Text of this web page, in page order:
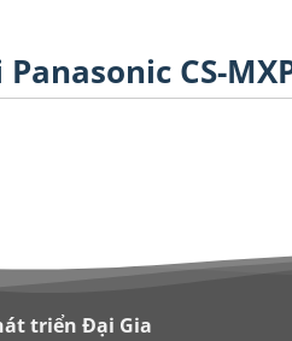
CS-
triển Đại Gia